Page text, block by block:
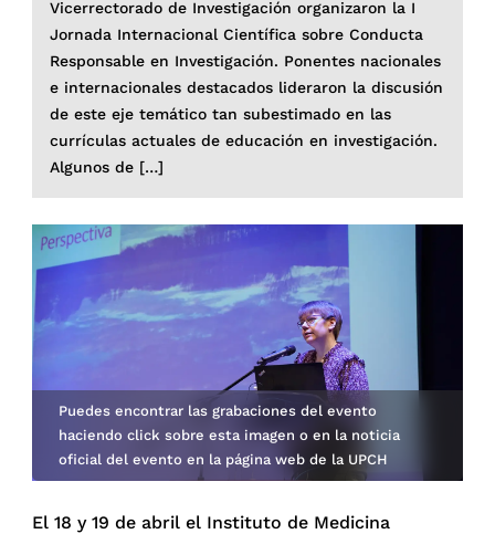
Vicerrectorado de Investigación organizaron la I
Jornada Internacional Científica sobre Conducta
Responsable en Investigación. Ponentes nacionales
e internacionales destacados lideraron la discusión
de este eje temático tan subestimado en las
currículas actuales de educación en investigación.
Algunos de […]
Puedes encontrar las grabaciones del evento
haciendo click sobre esta imagen o en la noticia
oficial del evento en la página web de la UPCH
El 18 y 19 de abril el Instituto de Medicina